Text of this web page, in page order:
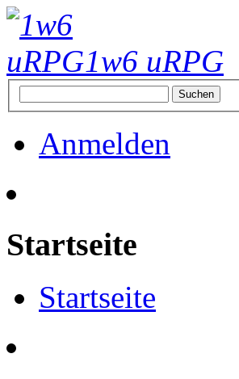
1w6 uRPG
Anmelden
Startseite
Startseite